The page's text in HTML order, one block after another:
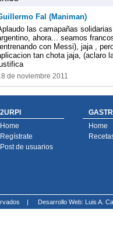
Fal (Maniman)
las camapañas
ahora... seamos
con Messi), jaja ,
tan chota jaja, (aclaro
de noviembre 2011
2URPI
Home
Regístrate
Post de usuarios
Home
| Desarrollo Web: Luis